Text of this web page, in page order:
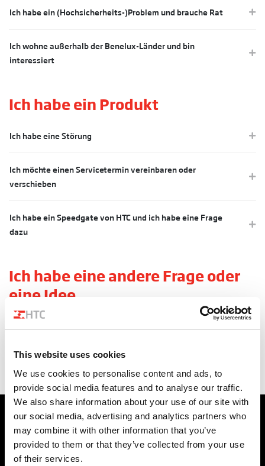
This website uses cookies
We use cookies to personalise content and ads, to
provide social media features and to analyse our traffic.
We also share information about your use of our site with
our social media, advertising and analytics partners who
may combine it with other information that you’ve
provided to them or that they’ve collected from your use
of their services.
Ich habe ein (Hochsicherheits-)Problem und brauche Rat
Ich wohne außerhalb der Benelux-Länder und bin
interessiert
Ich habe ein Produkt
Ich habe eine Störung
Ich möchte einen Servicetermin vereinbaren oder
verschieben
Ich habe ein Speedgate von HTC und ich habe eine Frage
dazu
Ich habe eine andere Frage oder
eine Idee
Ich habe eine tolle Idee für HTC
Setzen Sie sich mit HTC in